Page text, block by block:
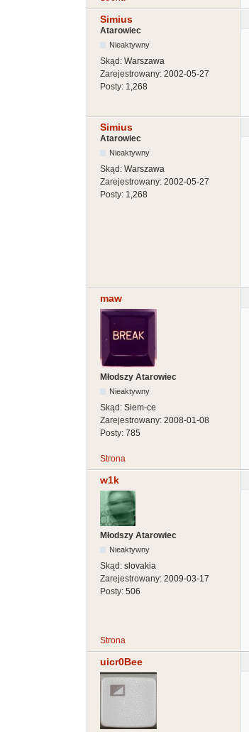
Simius
Atarowiec
Nieaktywny
Skąd: Warszawa
Zarejestrowany: 2002-05-27
Posty: 1,268
Simius
Atarowiec
Nieaktywny
Skąd: Warszawa
Zarejestrowany: 2002-05-27
Posty: 1,268
maw
Młodszy Atarowiec
Nieaktywny
Skąd: Siem-ce
Zarejestrowany: 2008-01-08
Posty: 785
Strona
w1k
Młodszy Atarowiec
Nieaktywny
Skąd: slovakia
Zarejestrowany: 2009-03-17
Posty: 506
Strona
uicr0Bee